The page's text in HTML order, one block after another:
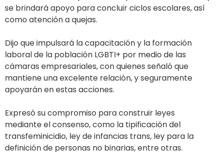
se brindará apoyo para concluir ciclos escolares, así
como atención a quejas.
Dijo que impulsará la capacitación y la formación
laboral de la población LGBTI+ por medio de las
cámaras empresariales, con quienes señaló que
mantiene una excelente relación, y seguramente
apoyarán en estas acciones.
Expresó su compromiso para construir leyes
mediante el consenso, como la tipificación del
transfeminicidio, ley de infancias trans, ley para la
definición de personas no binarias, entre otras.